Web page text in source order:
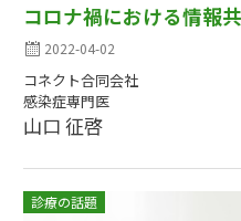
コロナ禍における情報
2022-04-02
コネクト合同会社
感染症専門医
山口 征啓
診療の話題